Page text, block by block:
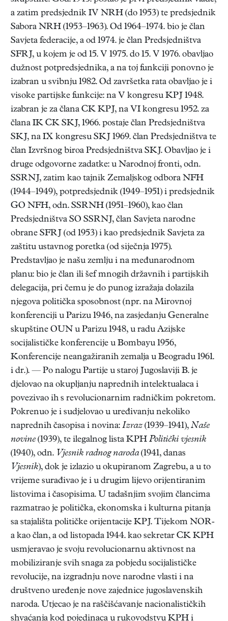
a zatim predsjednik IV NRH (do 1953) te predsjednik
Sabora NRH (1953–1963). Od 1964–1974. bio je član
Savjeta federacije, a od 1974. je član Predsjedništva
SFRJ, u kojem je od 15. V 1975. do 15. V 1976. obavljao
dužnost potpredsjednika, a na toj funkciji ponovno je
izabran u svibnju 1982. Od završetka rata obavljao je i
visoke partijske funkcije: na V kongresu KPJ 1948.
izabran je za člana CK KPJ, na VI kongresu 1952. za
člana IK CK SKJ, 1966. postaje član Predsjedništva
SKJ, na IX kongresu SKJ 1969. član Predsjedništva te
član Izvršnog biroa Predsjedništva SKJ. Obavljao je i
druge odgovorne zadatke: u Narodnoj fronti, odn.
SSRNJ, zatim kao tajnik Zemaljskog odbora NFH
(1944–1949), potpredsjednik (1949–1951) i predsjednik
GO NFH, odn. SSRNH (1951–1960), kao član
Predsjedništva SO SSRNJ, član Savjeta narodne
obrane SFRJ (od 1953) i kao predsjednik Savjeta za
zaštitu ustavnog poretka (od siječnja 1975).
Predstavljao je našu zemlju i na međunarodnom
planu: bio je član ili šef mnogih državnih i partijskih
delegacija, pri čemu je do punog izražaja dolazila
njegova politička sposobnost (npr. na Mirovnoj
konferenciji u Parizu 1946, na zasjedanju Generalne
skupštine OUN u Parizu 1948, u radu Azijske
socijalističke konferencije u Bombayu 1956,
Konferencije neangažiranih zemalja u Beogradu 1961.
i dr.). — Po nalogu Partije u staroj Jugoslaviji B. je
djelovao na okupljanju naprednih intelektualaca i
povezivao ih s revolucionarnim radničkim pokretom.
Pokrenuo je i sudjelovao u uređivanju nekoliko
naprednih časopisa i novina: Izraz (1939–1941), Naše
novine (1939), te ilegalnog lista KPH Politički vjesnik
(1940), odn. Vjesnik radnog naroda(1941, danas
Vjesnik), dok je izlazio u okupiranom Zagrebu, a u to
vrijeme surađivao je i u drugim lijevo orijentiranim
listovima i časopisima. U tadašnjim svojim člancima
razmatrao je politička, ekonomska i kulturna pitanja
sa stajališta političke orijentacije KPJ. Tijekom NOR-
a kao član, a od listopada 1944. kao sekretar CK KPH
usmjeravao je svoju revolucionarnu aktivnost na
mobiliziranje svih snaga za pobjedu socijalističke
revolucije, na izgradnju nove narodne vlasti i na
društveno uređenje nove zajednice jugoslavenskih
naroda. Utjecao je na raščišćavanje nacionalističkih
shvaćanja kod pojedinaca u rukovodstvu KPH i